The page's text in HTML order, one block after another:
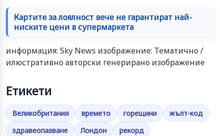
Картите за лоялност вече не гарантират най-
ниските цени в супермаркета
информация: Sky News изображение: Тематично /
илюстративно авторски генерирано изображение
Етикети
Великобритания времето горещини
жълт-код
здравеопазване
Лондон рекорд